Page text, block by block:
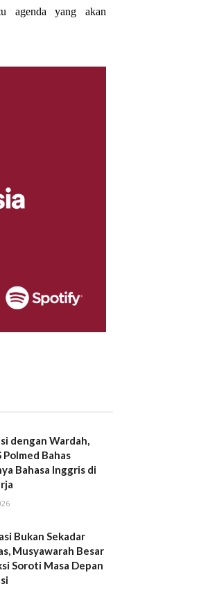
agenda yang akan
dengan Wardah,
Polmed Bahas
Bahasa Inggris di
Bukan Sekadar
Musyawarah Besar
Soroti Masa Depan